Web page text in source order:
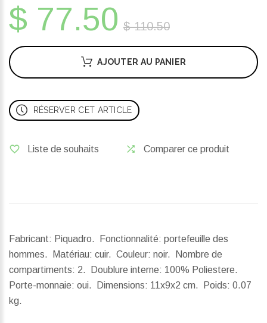
$ 77.50 $ 110.50
AJOUTER AU PANIER
RÉSERVER CET ARTICLE
Liste de souhaits Comparer ce produit
Fabricant: Piquadro. Fonctionnalité: portefeuille des
hommes. Matériau: cuir. Couleur: noir. Nombre de
compartiments: 2. Doublure interne: 100% Poliestere.
Porte-monnaie: oui.
Dimensions: 11x9x2 cm. Poids: 0.07
kg.